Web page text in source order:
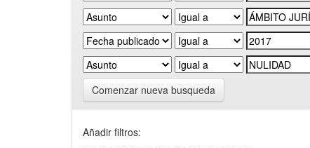
Comenzar nueva busqueda
Añadir filtros: